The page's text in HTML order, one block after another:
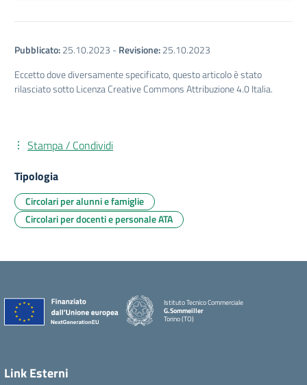
Pubblicato:25.10.2023 -Revisione:25.10.2023
Eccetto dove diversamente specificato, questo articolo è stato
rilasciato sotto Licenza Creative Commons Attribuzione 4.0 Italia.
Stampa / Condividi
Tipologia
Circolari per alunni e famiglie
Circolari per docenti e personale ATA
Istituto Tecnico Commerciale
G.Sommeiller
Torino (TO)
Link Esterni